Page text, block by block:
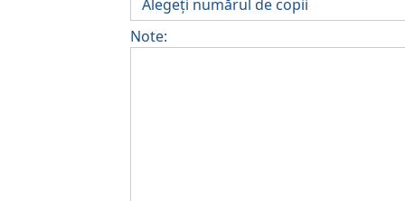
Note: